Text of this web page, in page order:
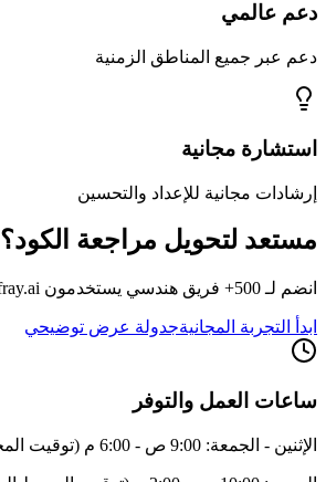
دعم عالمي
دعم عبر جميع المناطق الزمنية
استشارة مجانية
إرشادات مجانية للإعداد والتحسين
مستعد لتحويل مراجعة الكود؟
انضم لـ 500+ فريق هندسي يستخدمون diffray.ai لاكتشاف المزيد من الأخطاء بوقت أقل
ابدأ التجربة المجانيةجدولة عرض توضيحي
ساعات العمل والتوفر
الإثنين - الجمعة: 9:00 ص - 6:00 م (توقيت المحيط الهادي)